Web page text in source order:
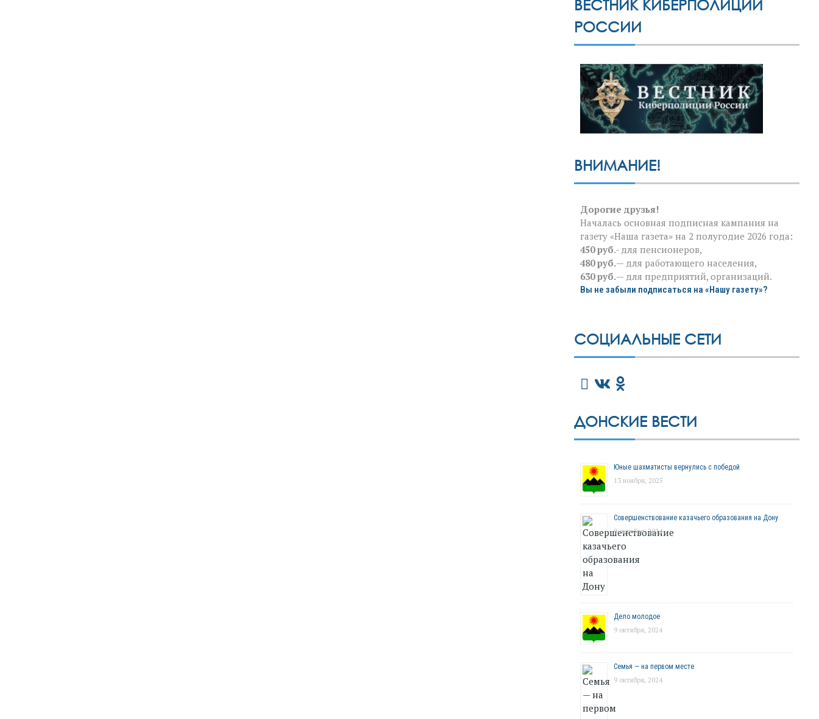
ВЕСТНИК КИБЕРПОЛИЦИИ
РОССИИ
ВНИМАНИЕ!
Дорогие друзья!
Началась основная подписная кампания на
газету «Наша газета» на 2 полугодие 2026 года:
450 руб.- для пенсионеров,
480 руб.— для работающего населения,
630 руб.— для предприятий, организаций.
Вы не забыли подписаться на «Нашу газету»?
СОЦИАЛЬНЫЕ СЕТИ
ДОНСКИЕ ВЕСТИ
Юные шахматисты вернулись с победой
13 ноября, 2025
Совершенствование казачьего образования на Дону
9 октября, 2024
Дело молодое
9 октября, 2024
Семья — на первом месте
9 октября, 2024